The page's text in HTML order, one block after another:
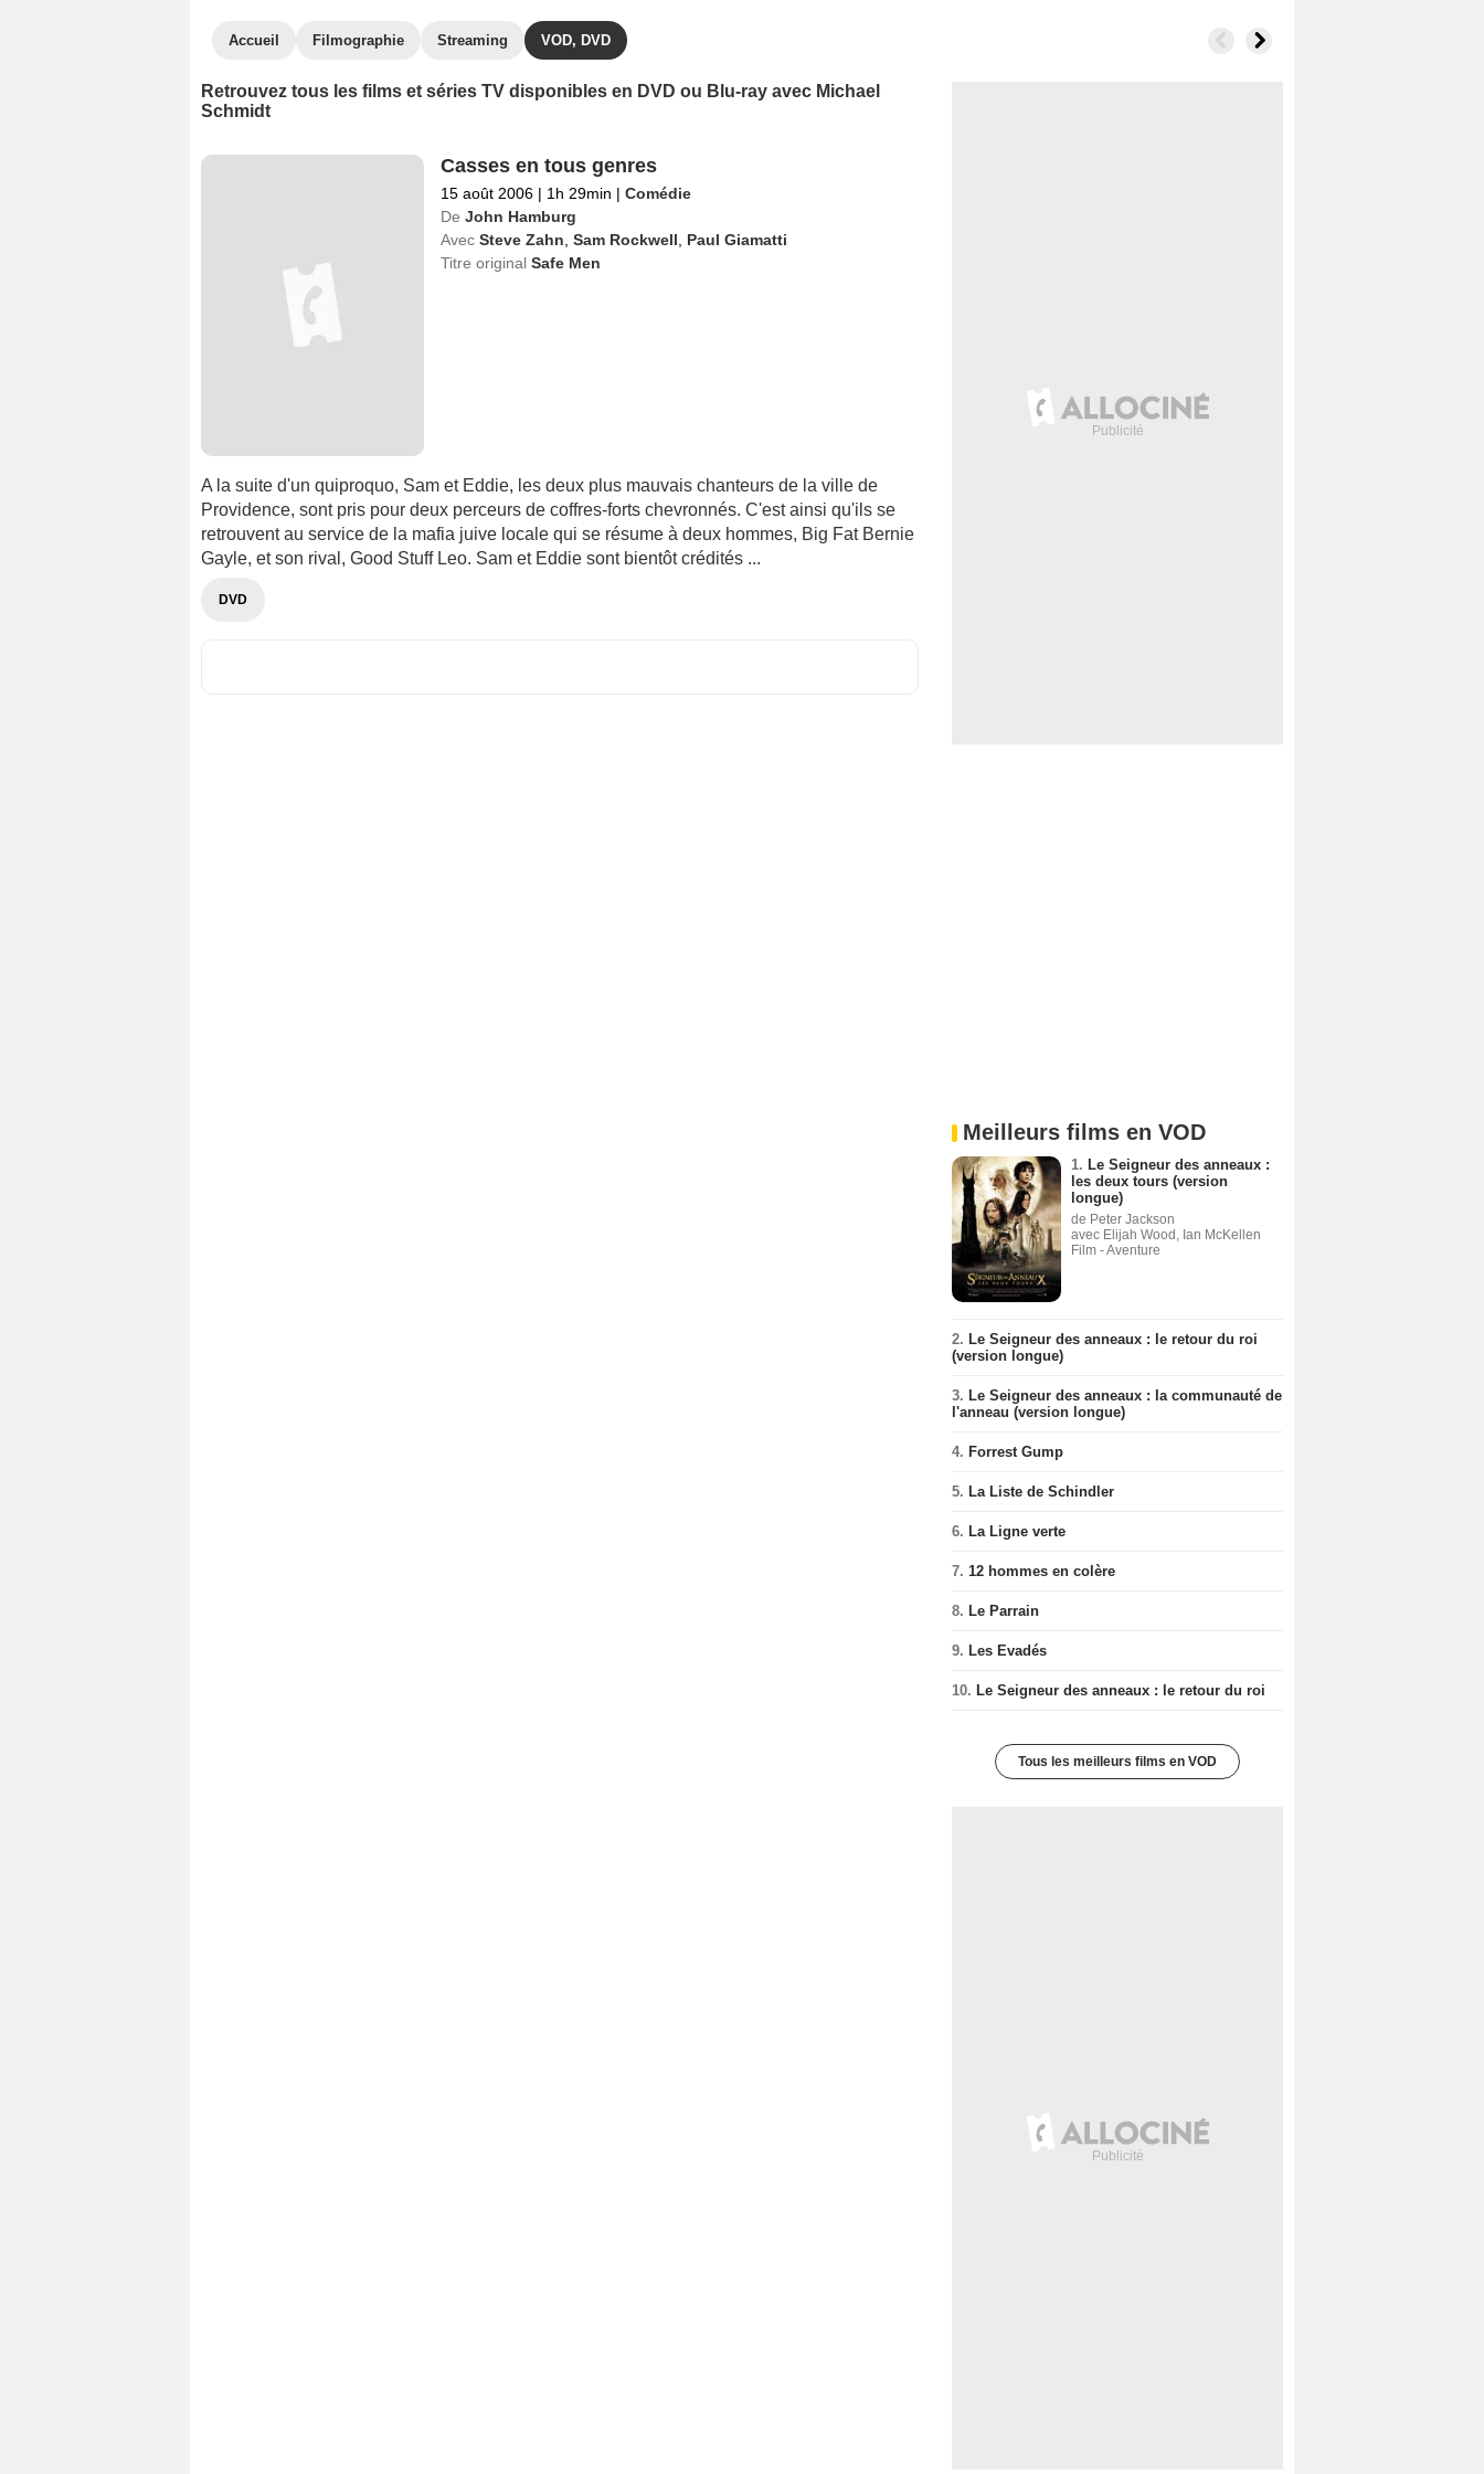
Accueil Filmographie Streaming VOD, DVD
Retrouvez tous les films et séries TV disponibles en DVD ou Blu-ray avec Michael
Schmidt
Casses en tous genres
15 août 2006 | 1h 29min | Comédie
De John Hamburg
Avec Steve Zahn Sam Rockwell
Paul Giamatti
Titre original Safe Men
A la suite d'un quiproquo, Sam et Eddie, les deux plus mauvais chanteurs de la ville de
Providence, sont pris pour deux perceurs de coffres-forts chevronnés. C'est ainsi qu'ils se
retrouvent au service de la mafia juive locale qui se résume à deux hommes, Big Fat Bernie
Gayle, et son rival, Good Stuff Leo. Sam et Eddie sont bientôt crédités ...
DVD
Meilleurs films en VOD
1. Le Seigneur des anneaux :
les deux tours (version
longue)
de Peter Jackson
avec Elijah Wood, Ian McKellen
Film - Aventure
2. Le Seigneur des anneaux : le retour du roi
(version longue)
3. Le Seigneur des anneaux : la communauté de
l'anneau (version longue)
4. Forrest Gump
5. La Liste de Schindler
6. La Ligne verte
7. 12 hommes en colère
8. Le Parrain
9. Les Evadés
10. Le Seigneur des anneaux : le retour du roi
Tous les meilleurs films en VOD